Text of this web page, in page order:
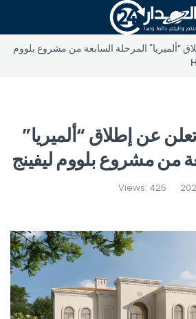
“ألميريا” المرحلة السابعة من مشروع بلووم
عن إطلاق “ألميريا”
من مشروع بلووم ليفينج
Views: 425